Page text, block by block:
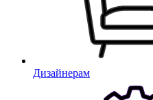
Дизайнерам